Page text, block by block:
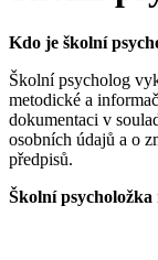
Kdo je školní
Školní psycholog
metodické a
dokumentaci v
osobních údajů a o
předpisů.
Školní psycholožka